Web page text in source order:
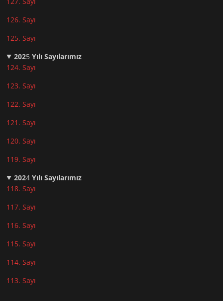
126. Sayı
125. Sayı
2025Yılı Sayılarımız
124. Sayı
123. Sayı
122. Sayı
121. Sayı
120. Sayı
119. Sayı
2024Yılı Sayılarımız
118. Sayı
117. Sayı
116. Sayı
115. Sayı
114. Sayı
113. Sayı